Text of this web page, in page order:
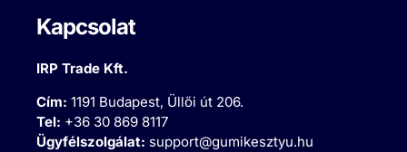
Kapcsolat
IRP Trade Kft.
Cím:1191 Budapest, Üllői út 206.
Tel: +36 30 869 8117
Ügyfélszolgálat: support@gumikesztyu.hu